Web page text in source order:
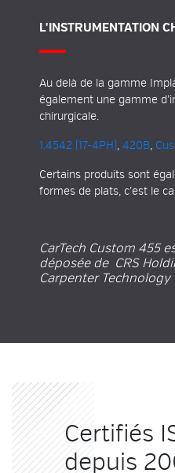
L'INSTRUMENTATION
Au delà de la gamme
également une gamme d’
chirurgicale.
1.4542 (17-4PH) , 420B,
Certains produits sont
formes de plats, c’est le
CarTech Custom 455
déposée de CRS
Carpenter Technology
Certifiés
depuis